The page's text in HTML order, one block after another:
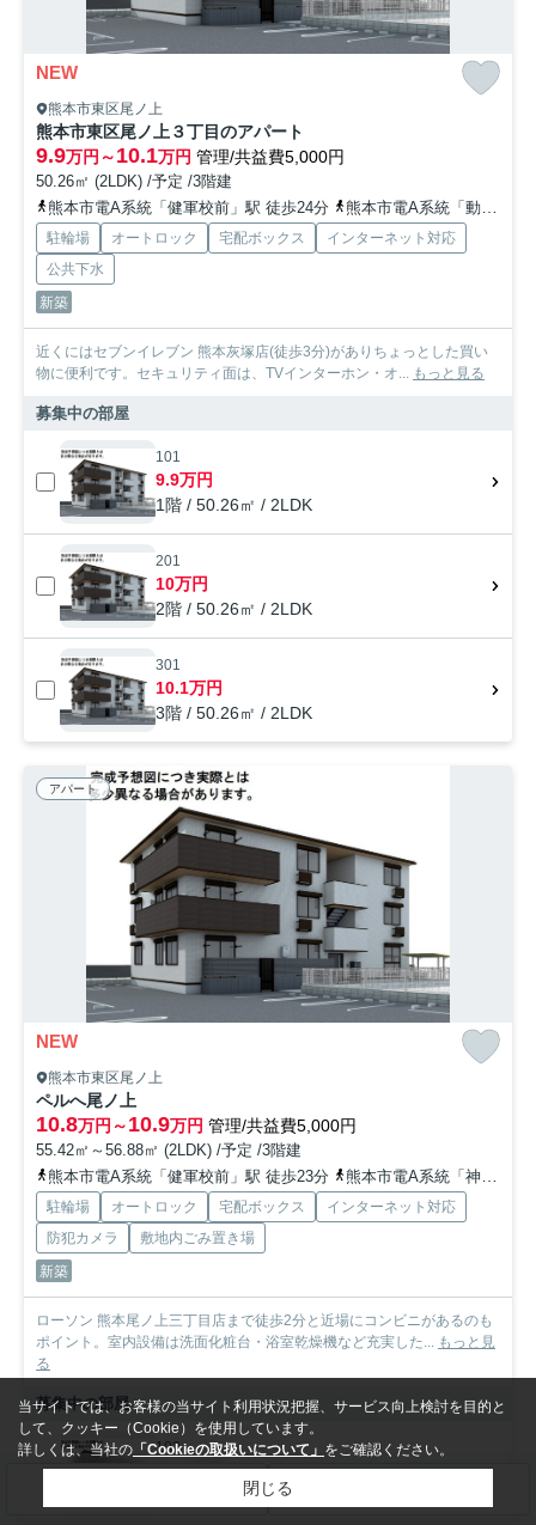
NEW
熊本市東区尾ノ上
熊本市東区尾ノ上３丁目のアパート
9.9万円～10.1万円 管理/共益費5,000円
50.26㎡ (2LDK) /予定 /3階建
熊本市電A系統「健軍校前」駅 徒歩24分
熊本市電A系統「動植物園入口」駅 徒歩26分
駐輪場 オートロック 宅配ボックス
インターネット対応
公共下水
新築
近くにはセブンイレブン 熊本灰塚店(徒歩3分)がありちょっとした買い
物に便利です。セキュリティ面は、TVインターホン・オ... もっと見る
募集中の部屋
101
9.9万円
1階 / 50.26㎡ / 2LDK
201
10万円
2階 / 50.26㎡ / 2LDK
301
10.1万円
3階 / 50.26㎡ / 2LDK
アパート
NEW
熊本市東区尾ノ上
ペルへ尾ノ上
10.8万円～10.9万円 管理/共益費5,000円
55.42㎡～56.88㎡ (2LDK) /予定 /3階建
熊本市電A系統「健軍校前」駅 徒歩23分
熊本市電A系統「神水交差点」駅 徒歩24分
駐輪場 オートロック 宅配ボックス
インターネット対応
防犯カメラ
敷地内ごみ置き場
新築
ローソン 熊本尾ノ上三丁目店まで徒歩2分と近場にコンビニがあるのも
ポイント。室内設備は洗面化粧台・浴室乾燥機など充実した... もっと見
る
募集中の部屋
102
10.8万円
1階 / 56.88㎡ / 2LDK
当サイトでは、お客様の当サイト利用状況把握、サービス向上検討を目的と
して、クッキー（Cookie）を使用しています。
詳しくは、当社の 「Cookieの取扱いについて」 をご確認ください。
閉じる